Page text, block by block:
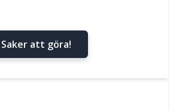
Saker att göra!